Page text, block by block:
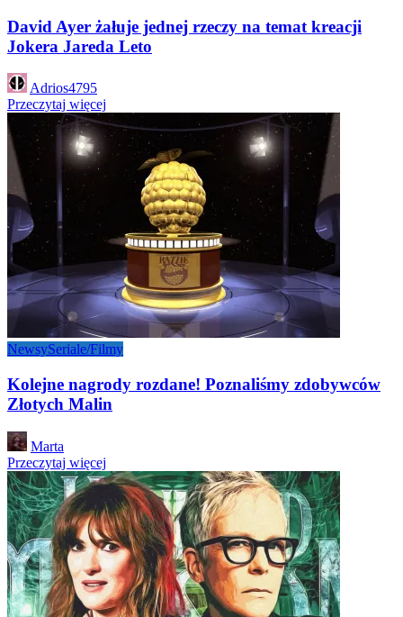
David Ayer żałuje jednej rzeczy na temat kreacji
Jokera Jareda Leto
Posted
by
Adrios4795
Przeczytaj więcej
NewsySeriale/Filmy
Kolejne nagrody rozdane! Poznaliśmy zdobywców
Złotych Malin
Posted
by
Marta
Przeczytaj więcej